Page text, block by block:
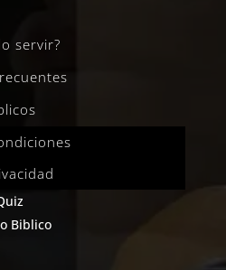
servir?
Biblico